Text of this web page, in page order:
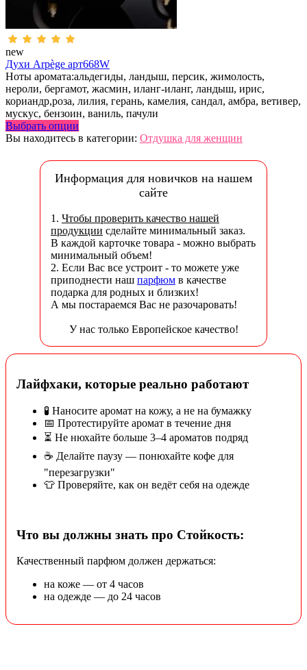
new
Духи Arpège арт668W
Ноты аромата:альдегиды, ландыш, персик, жимолость,
нероли, бергамот, жасмин, иланг-иланг, ландыш, ирис,
кориандр,роза, лилия, герань, камелия, сандал, амбра, ветивер,
мускус, бензоин, ваниль, пачули
Выбрать опции
Вы находитесь в категории: Отдушка для женщин
Информация для новичков на нашем
сайте
1. Чтобы проверить качество нашей
продукции сделайте минимальный заказ.
В каждой карточке товара - можно выбрать
минимальный объем!
2. Если Вас все устроит - то можете уже
приподнести наш парфюм в качестве
подарка для родных и близких!
А мы постараемся Вас не разочаровать!
У нас только Европейское качество!
Лайфхаки, которые реально работают
🧪 Наносите аромат на кожу, а не на бумажку
📅 Протестируйте аромат в течение дня
⏳ Не нюхайте больше 3–4 ароматов подряд
☕ Делайте паузу — понюхайте кофе для
"перезагрузки"
👕 Проверяйте, как он ведёт себя на одежде
Что вы должны знать про Стойкость:
Качественный парфюм должен держаться:
на коже — от 4 часов
на одежде — до 24 часов